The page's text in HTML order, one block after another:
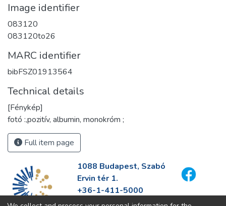
Image identifier
083120
083120to26
MARC identifier
bibFSZ01913564
Technical details
[Fénykép]
fotó :,pozitív, albumin, monokróm ;
Full item page
1088 Budapest, Szabó
Ervin tér 1.
+36-1-411-5000
info@fszek.hu